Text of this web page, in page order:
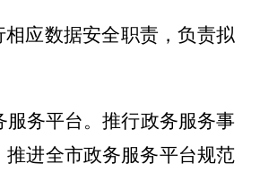
应数据安全职责，负责拟
服务平台。推行政务服务事
推进全市政务服务平台规范